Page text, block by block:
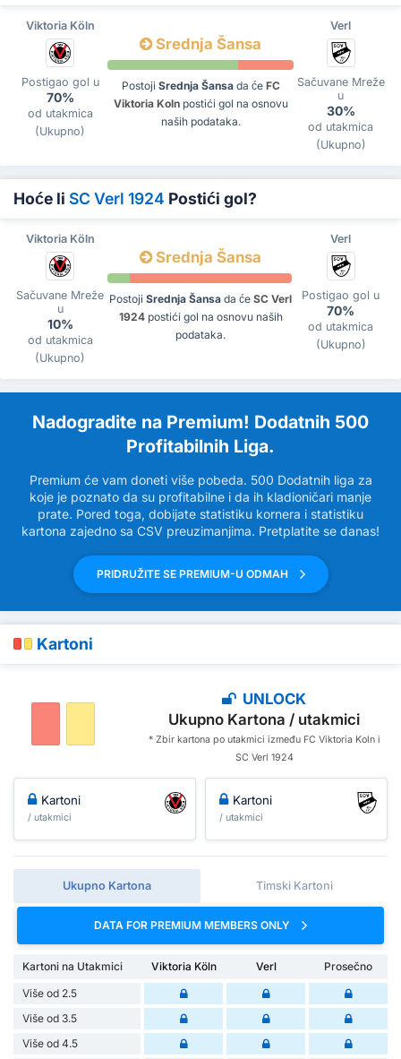
Viktoria Köln Verl
Postigao gol u
70%
od utakmica
(Ukupno)
Srednja Šansa
Postoji Srednja Šansada će FC
Viktoria Kolnpostići gol na osnovu
naših podataka.
Sačuvane Mreže
u
30%
od utakmica
(Ukupno)
Hoće li SC Verl 1924 Postići gol?
Viktoria Köln Verl
Sačuvane Mreže
u
10%
od utakmica
(Ukupno)
Srednja Šansa
Postoji Srednja Šansa da će SC Verl
1924postići gol na osnovu naših
podataka.
Postigao gol u
70%
od utakmica
(Ukupno)
Nadogradite na Premium! Dodatnih 500
Profitabilnih Liga.
Premium će vam doneti više pobeda. 500 Dodatnih liga za
koje je poznato da su profitabilne i da ih kladioničari manje
prate. Pored toga, dobijate statistiku kornera i statistiku
kartona zajedno sa CSV preuzimanjima. Pretplatite se danas!
PRIDRUŽITE SE PREMIUM-U ODMAH
Kartoni
UNLOCK
Ukupno Kartona / utakmici
* Zbir kartona po utakmici između FC Viktoria Koln i
SC Verl 1924
Kartoni
/ utakmici
Kartoni
/ utakmici
Ukupno Kartona Timski Kartoni
DATA FOR PREMIUM MEMBERS ONLY
Kartoni na Utakmici Viktoria Köln Verl
Prosečno
Više od 2.5
Više od 3.5
Više od 4.5